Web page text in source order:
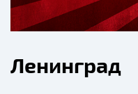
Ленинград